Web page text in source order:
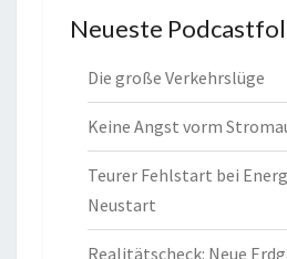
Neueste
Die große Verkehrslüge
Keine Angst vorm
Teurer Fehlstart bei
Neustart
Realitätscheck: Neue